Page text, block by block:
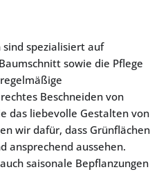
sind spezialisiert auf
sowie die Pflege
Beschneiden von
das liebevolle Gestalten von
wir dafür, dass Grünflächen
ansprechend aussehen.
saisonale Bepflanzungen